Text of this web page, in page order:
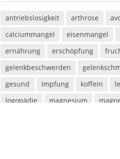
antriebslosigkeit arthrose
calciummangel
eisenmangel
ernährung
erschöpfung
gelenkbeschwerden
gesund
Impfung koffein
logopädie
magnesium